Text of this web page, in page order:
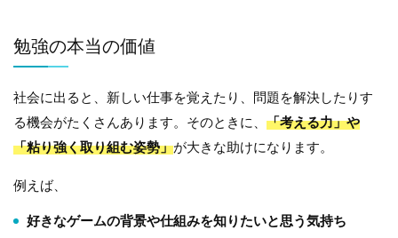
勉強の本当の価値
社会に出ると、新しい仕事を覚えたり、問題を解決したりす
る機会がたくさんあります。そのときに、 「考える力」や
「粘り強く取り組む姿勢」が大きな助けになります。
例えば、
好きなゲームの背景や仕組みを知りたいと思う気持ち